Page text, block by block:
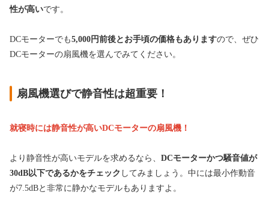
性が高いです。
DCモーターでも5,000円前後とお手頃の価格もありますので、ぜひ
DCモーターの扇風機を選んでみてください。
扇風機選びで静音性は超重要！
就寝時には静音性が高いDCモーターの扇風機！
より静音性が高いモデルを求めるなら、 DCモーターかつ騒音値が
30dB以下であるかをチェック してみましょう。中には最小作動音
が7.5dBと非常に静かなモデルもありますよ。